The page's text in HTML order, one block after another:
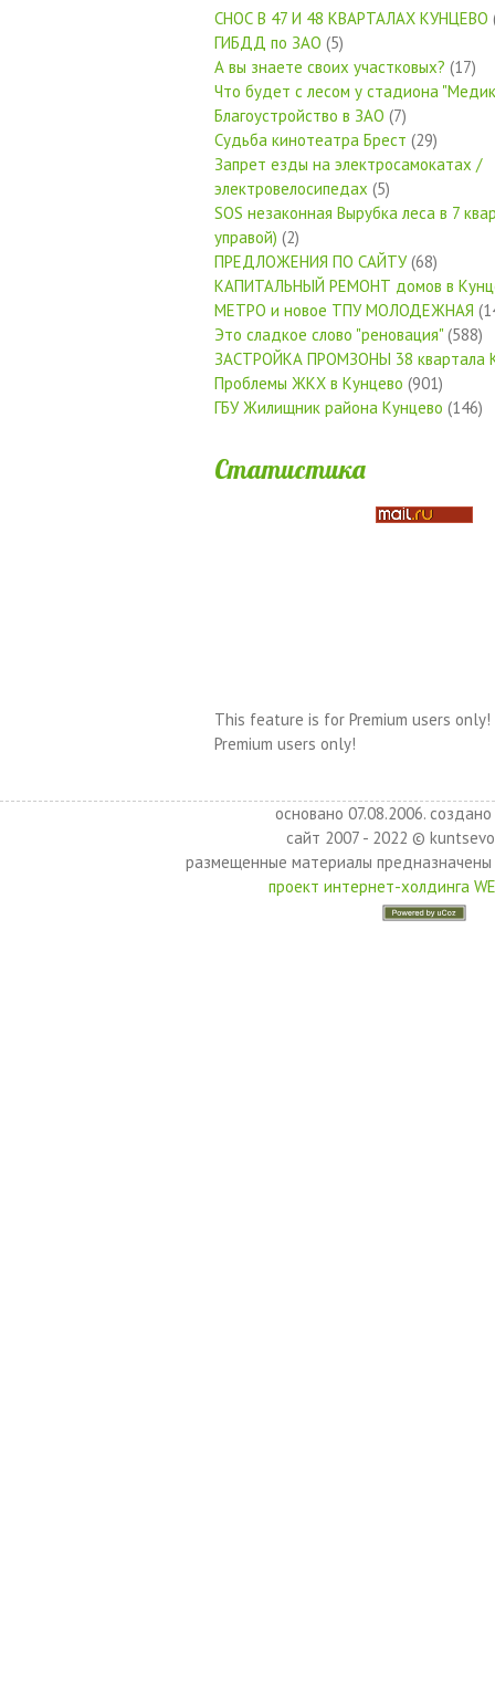
СНОС В 47 И 48 КВАРТАЛАХ КУНЦЕВО
ГИБДД по ЗАО (5)
А вы знаете своих участковых? (17)
Что будет с лесом у стадиона
Благоустройство в ЗАО (7)
Судьба кинотеатра Брест (29)
Запрет езды на электросамокатах /
электровелосипедах (5)
SOS незаконная Вырубка леса в 7
управой) (2)
ПРЕДЛОЖЕНИЯ ПО САЙТУ(68)
КАПИТАЛЬНЫЙ РЕМОНТ домов в
МЕТРО и новое ТПУ МОЛОДЕЖНАЯ
Это сладкое слово "реновация" (588)
ЗАСТРОЙКА ПРОМЗОНЫ 38 квартала
Проблемы ЖКХ в Кунцево (901)
ГБУ Жилищник района Кунцево (146)
Статистика
This feature is for Premium users only!
Premium users only!
основано 07.08.2006.
сайт 2007 - 2022 ©
размещенные материалы
проект интернет-холдинга